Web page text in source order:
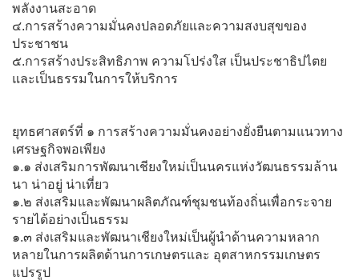
พลังงานสะอาด
๔.การสร้างความมั่นคงปลอดภัยและความสงบสุขของ
ประชาชน
๕.การสร้างประสิทธิภาพ ความโปร่งใส เป็นประชาธิปไตย
และเป็นธรรมในการให้บริการ
ยุทธศาสตร์ที่ ๑ การสร้างความมั่นคงอย่างยั่งยืนตามแนวทาง
เศรษฐกิจพอเพียง
๑.๑ ส่งเสริมการพัฒนาเชียงใหม่เป็นนครแห่งวัฒนธรรมล้าน
นา น่าอยู่ น่าเที่ยว
๑.๒ ส่งเสริมและพัฒนาผลิตภัณฑ์ชุมชนท้องถิ่นเพื่อกระจาย
รายได้อย่างเป็นธรรม
๑.๓ ส่งเสริมและพัฒนาเชียงใหม่เป็นผู้นำด้านความหลาก
หลายในการผลิตด้านการเกษตรและ อุตสาหกรรมเกษตร
แปรรูป